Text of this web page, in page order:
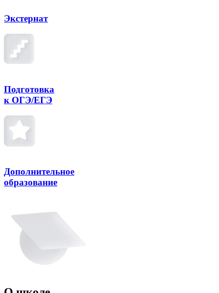
Экстернат
Подготовка
к ОГЭ/ЕГЭ
Дополни­тельное
образование